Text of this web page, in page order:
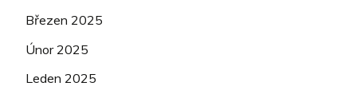
Březen 2025
Únor 2025
Leden 2025